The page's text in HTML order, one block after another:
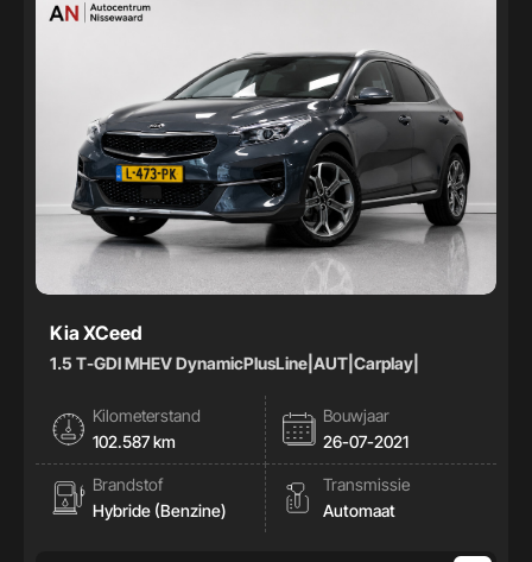
Kia XCeed
1.5 T-GDI MHEV DynamicPlusLine|AUT|Carplay|
Kilometerstand
102.587 km
Bouwjaar
26-07-2021
Brandstof
Hybride (Benzine)
Transmissie
Automaat